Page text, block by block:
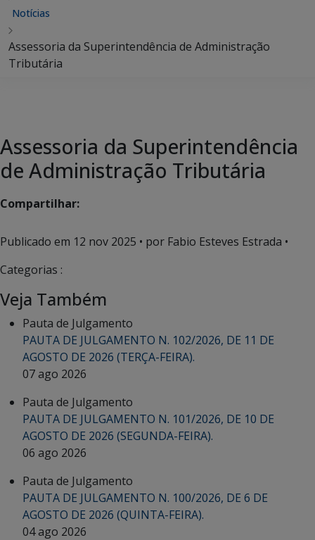
Notícias
Assessoria da Superintendência de Administração
Tributária
Assessoria da Superintendência
de Administração Tributária
Compartilhar:
Publicado em 12 nov 2025 • por Fabio Esteves Estrada •
Categorias :
Veja Também
Pauta de Julgamento
PAUTA DE JULGAMENTO N. 102/2026, DE 11 DE
AGOSTO DE 2026 (TERÇA-FEIRA).
07 ago 2026
Pauta de Julgamento
PAUTA DE JULGAMENTO N. 101/2026, DE 10 DE
AGOSTO DE 2026 (SEGUNDA-FEIRA).
06 ago 2026
Pauta de Julgamento
PAUTA DE JULGAMENTO N. 100/2026, DE 6 DE
AGOSTO DE 2026 (QUINTA-FEIRA).
04 ago 2026